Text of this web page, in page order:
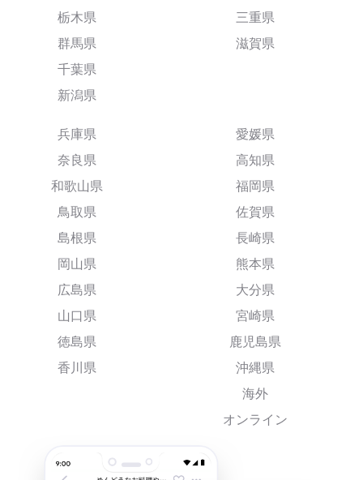
栃木県
群馬県
千葉県
新潟県
三重県
滋賀県
兵庫県
奈良県
和歌山県
鳥取県
島根県
岡山県
広島県
山口県
徳島県
香川県
愛媛県
高知県
福岡県
佐賀県
長崎県
熊本県
大分県
宮崎県
鹿児島県
沖縄県
海外
オンライン